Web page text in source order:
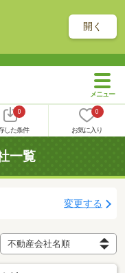
開く
0
した条件
0
お気に入り
一覧
変更する